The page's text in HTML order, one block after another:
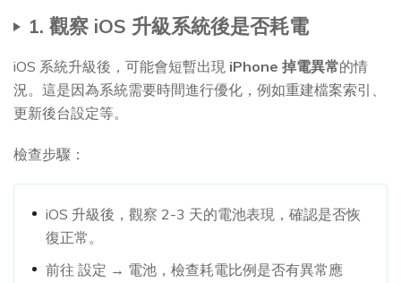
1. 觀察 iOS 升級系統後是否耗電
iOS 系統升級後，可能會短暫出現 iPhone 掉電異常的情
況。這是因為系統需要時間進行優化，例如重建檔案索引、
更新後台設定等。
檢查步驟：
iOS 升級後，觀察 2-3 天的電池表現，確認是否恢
復正常。
前往 設定 → 電池，檢查耗電比例是否有異常應